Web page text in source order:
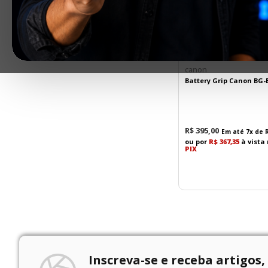
R$ 395,00
canon
Battery Grip Canon BG-
R$395,00 Em até 7x de
ou por R$ 367,35 à vista
PIX
Inscreva-se e receba